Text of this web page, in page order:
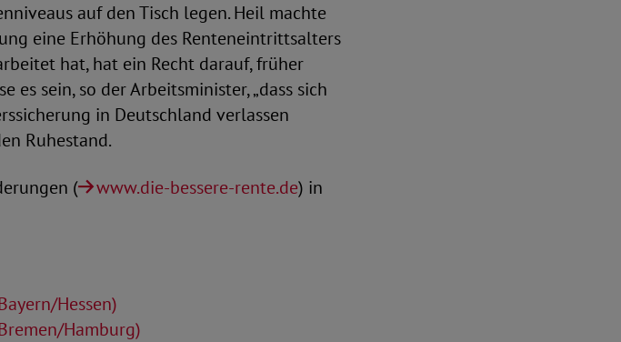
auf den Tisch legen. Heil machte
eine Erhöhung des Renteneintrittsalters
hat, hat ein Recht darauf, früher
es sein, so der Arbeitsminister, „dass sich
in Deutschland verlassen
Ruhestand.
(
www.die-bessere-rente.de) in
Hessen)
Hamburg)